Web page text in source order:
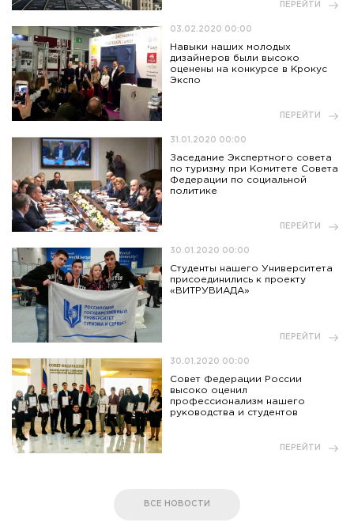
ПЕРЕЙТИ
03.02.2020 00:00
Навыки наших молодых
дизайнеров были высоко
оценены на конкурсе в Крокус
Экспо
ПЕРЕЙТИ
31.01.2020 00:00
Заседание Экспертного совета
по туризму при Комитете Совета
Федерации по социальной
политике
ПЕРЕЙТИ
30.01.2020 00:00
Студенты нашего Университета
присоединились к проекту
«ВИТРУВИАДА»
ПЕРЕЙТИ
30.01.2020 00:00
Совет Федерации России
высоко оценил
профессионализм нашего
руководства и студентов
ПЕРЕЙТИ
ВСЕ НОВОСТИ